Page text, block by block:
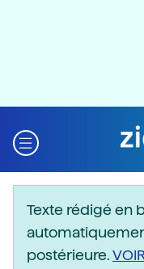
Texte rédigé en
postérieure.